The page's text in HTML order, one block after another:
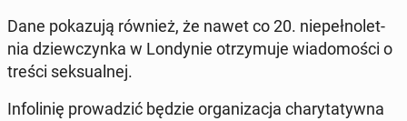
Dane po­ka­zu­ją również, że nawet co 20. nie­peł­no­let­
nia dziew­czyn­ka w Lon­dy­nie otrzy­mu­je wia­do­mo­ści o
treści sek­su­al­nej.
In­fo­li­nię pro­wa­dzić będzie or­ga­ni­za­cja cha­ry­ta­tyw­na